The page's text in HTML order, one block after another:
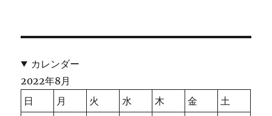
カレンダー
2022年8月
日
月 火 水 木 金
土